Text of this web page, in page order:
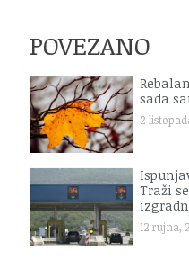
POVEZANO
sada
2
Traži
12 rujna,